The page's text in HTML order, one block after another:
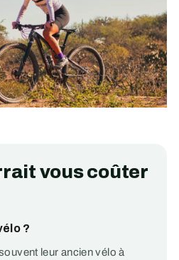
vous coûter
?
leur ancien vélo à